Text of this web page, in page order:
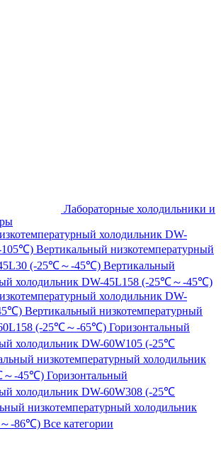
Лабораторные холодильники и
холодильник DW-
105℃) Вертикальный низкотемпературный
(-25℃～-45℃) Вертикальный
холодильник DW-45L158 (-25℃～-45℃)
холодильник DW-
Вертикальный низкотемпературный
(-25℃～-65℃) Горизонтальный
холодильник DW-60W105 (-25℃
низкотемпературный холодильник
～-45℃) Горизонтальный
холодильник DW-60W308 (-25℃
низкотемпературный холодильник
-86℃) Все категории